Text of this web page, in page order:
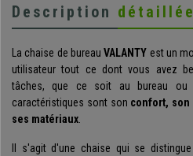
Description détaillée
La chaise de bureauVALANTY est un
utilisateur tout ce dont vous avez
tâches, que ce soit au bureau ou
caractéristiques sont son confort,
ses matériaux.
Il s'agit d'une chaise qui se